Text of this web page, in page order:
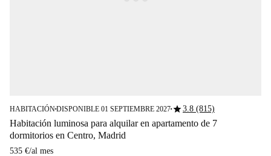
HABITACIÓN■DISPONIBLE 01 SEPTIEMBRE 2027■star3.8 (815)
Habitación luminosa para alquilar en apartamento de 7
dormitorios en Centro, Madrid
535 €/al mes